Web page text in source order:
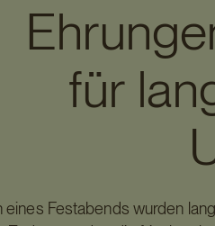
für
eines Festabends wurden